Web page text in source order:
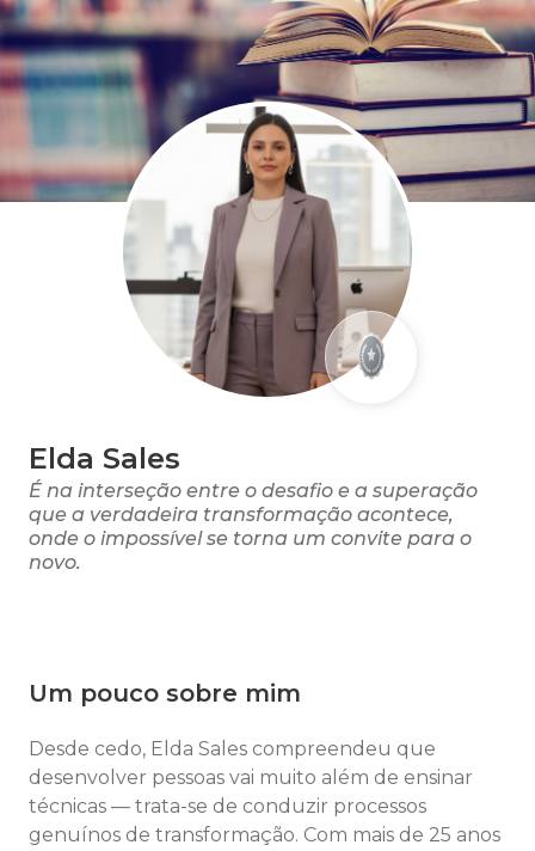
Elda Sales
É na interseção entre o desafio e a superação
que a verdadeira transformação acontece,
onde o impossível se torna um convite para o
novo.
Um pouco sobre mim
Desde cedo, Elda Sales compreendeu que
desenvolver pessoas vai muito além de ensinar
técnicas — trata-se de conduzir processos
genuínos de transformação. Com mais de 25 anos